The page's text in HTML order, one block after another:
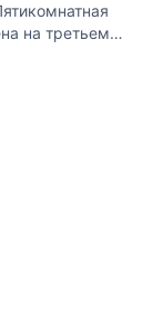
на третьем
гостиная,